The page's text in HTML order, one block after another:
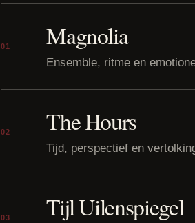
01 Magnolia
Ensemble, ritme en
02 The Hours
Tijd, perspectief en
03 Tijl Uilenspiegel